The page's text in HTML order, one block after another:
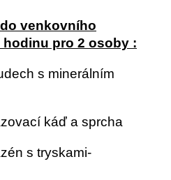
venkovního
hodinu pro 2 osoby :
s minerálním
káď a sprcha
s tryskami-